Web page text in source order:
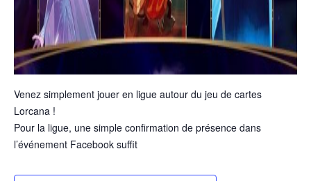
Venez simplement jouer en ligue autour du jeu de cartes
Lorcana !
Pour la ligue, une simple confirmation de présence dans
l’événement Facebook suffit